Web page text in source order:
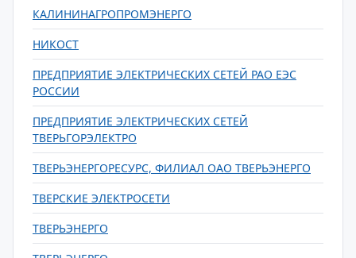
КАЛИНИНАГРОПРОМЭНЕРГО
НИКОСТ
ПРЕДПРИЯТИЕ ЭЛЕКТРИЧЕСКИХ СЕТЕЙ РАО ЕЭС
РОССИИ
ПРЕДПРИЯТИЕ ЭЛЕКТРИЧЕСКИХ СЕТЕЙ
ТВЕРЬГОРЭЛЕКТРО
ТВЕРЬЭНЕРГОРЕСУРС, ФИЛИАЛ ОАО ТВЕРЬЭНЕРГО
ТВЕРСКИЕ ЭЛЕКТРОСЕТИ
ТВЕРЬЭНЕРГО